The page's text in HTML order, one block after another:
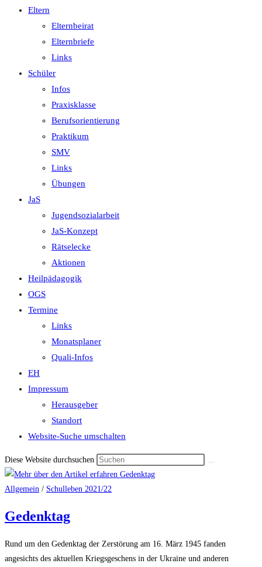
Eltern
Elternbeirat
Elternbriefe
Links
Schüler
Infos
Praxisklasse
Berufsorientierung
Praktikum
SMV
Links
Übungen
JaS
Jugendsozialarbeit
JaS-Konzept
Rätselecke
Aktionen
Heilpädagogik
OGS
Termine
Links
Monatsplaner
Quali-Infos
EH
Impressum
Herausgeber
Standort
Website-Suche umschalten
Diese Website durchsuchen
Allgemein / Schulleben 2021/22
Gedenktag
Rund um den Gedenktag der Zerstörung am 16. März 1945 fanden
angesichts des aktuellen Kriegsgeschens in der Ukraine und anderen